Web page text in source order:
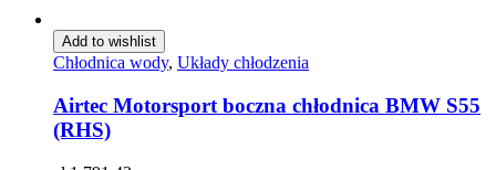
Add to wishlist
Chłodnica wody, Układy chłodzenia
Airtec Motorsport boczna chłodnica BMW S55
(RHS)